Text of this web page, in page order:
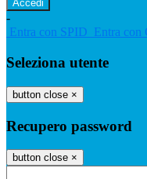
-
Entra con SPID Entra con
Seleziona utente
button close ×
Recupero password
button close ×